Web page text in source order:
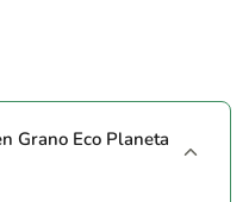
Grano Eco Planeta